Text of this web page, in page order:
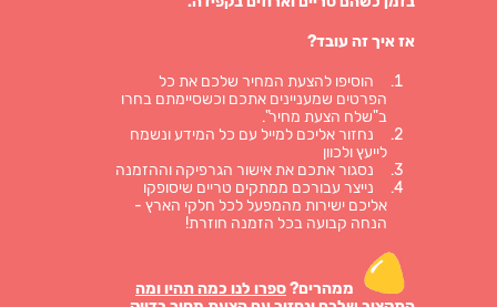
אז איך זה עובד?
הוסיפו להצעת המחיר שלכם את כל
הפרטים שמעניינים אתכם וכשסיימתם בחרו
ב"שלח הצעת מחיר".
נחזור אליכם למייל עם כל המידע ונשמח
לייעץ ולכוון
נסגור אתכם את אישור הגרפיקה וההזמנה
נייצר עבורכם ממתקים טריים שיסופקו
אליכם ישירות מהמפעל לכל חלקי הארץ -
הנחה קבועה בכל הזמנה חוזרת!
ממהרים?ספרו לנו כמה תהיו ומה